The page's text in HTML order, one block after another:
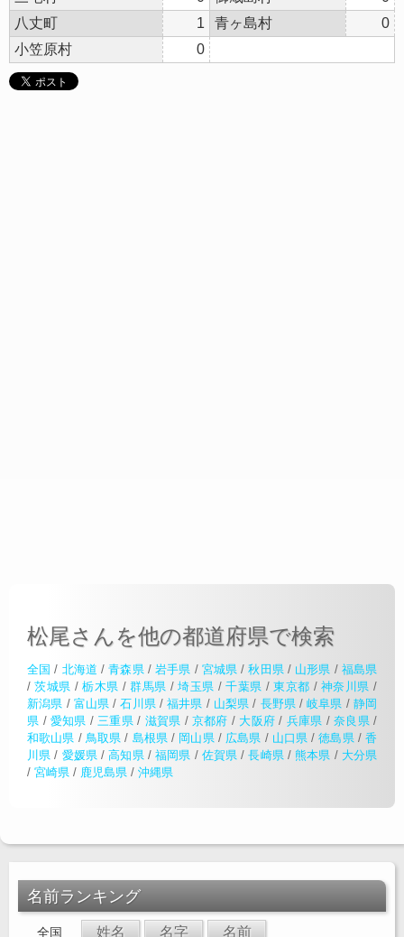
八丈町
1 青ヶ島村
0
小笠原村
0
松尾さんを他の都道府県で検索
全国 / 北海道 /青森県/ 岩手県 / 宮城県 /秋田県/ 山形県 / 福島県
/茨城県 /栃木県 /群馬県 /埼玉県 /千葉県 /東京都 /神奈川県 /
新潟県 / 富山県 /石川県/福井県 / 山梨県 / 長野県/岐阜県 / 静岡
県 / 愛知県 /三重県 / 滋賀県 / 京都府 / 大阪府 / 兵庫県 / 奈良県/
和歌山県 / 鳥取県 / 島根県/ 岡山県/ 広島県 / 山口県 /徳島県/香
川県 / 愛媛県/高知県/ 福岡県 / 佐賀県 /長崎県/熊本県 / 大分県
/ 宮崎県 / 鹿児島県 / 沖縄県
名前ランキング
全国 姓名 名字 名前